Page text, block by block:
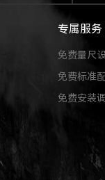
专属服务
免费量尺
免费标准
免费安装